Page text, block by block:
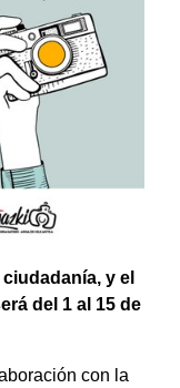
y el
del 1 al 15 de
con la